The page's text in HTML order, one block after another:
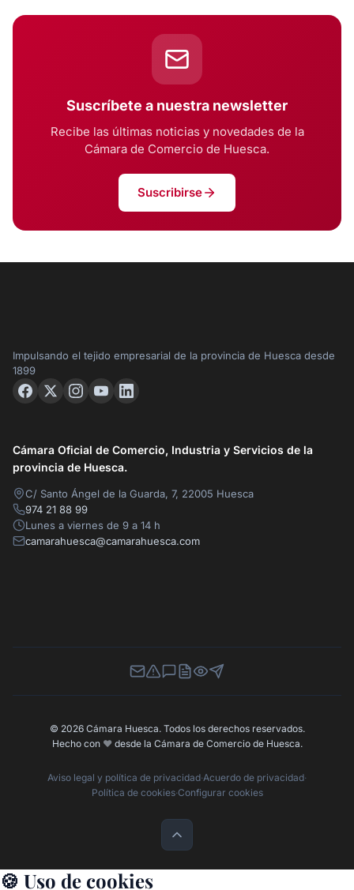
Suscríbete a nuestra newsletter
Recibe las últimas noticias y novedades de la
Cámara de Comercio de Huesca.
Suscribirse
Impulsando el tejido empresarial de la provincia de Huesca desde
1899
Cámara Oficial de Comercio, Industria y Servicios de la
provincia de Huesca.
C/ Santo Ángel de la Guarda, 7, 22005 Huesca
974 21 88 99
Lunes a viernes de 9 a 14 h
camarahuesca@camarahuesca.com
Newsletter
Canal de Denuncias
Buzón de Sugerencias
Perfil Contratante
Ley de Transparencia
Contacta con nosotros
© 2026 Cámara Huesca. Todos los derechos reservados.
Hecho con ❤️ desde la Cámara de Comercio de Huesca.
Aviso legal y política de privacidad·Acuerdo de privacidad·
Política de cookies·Configurar cookies
🍪 Uso de cookies